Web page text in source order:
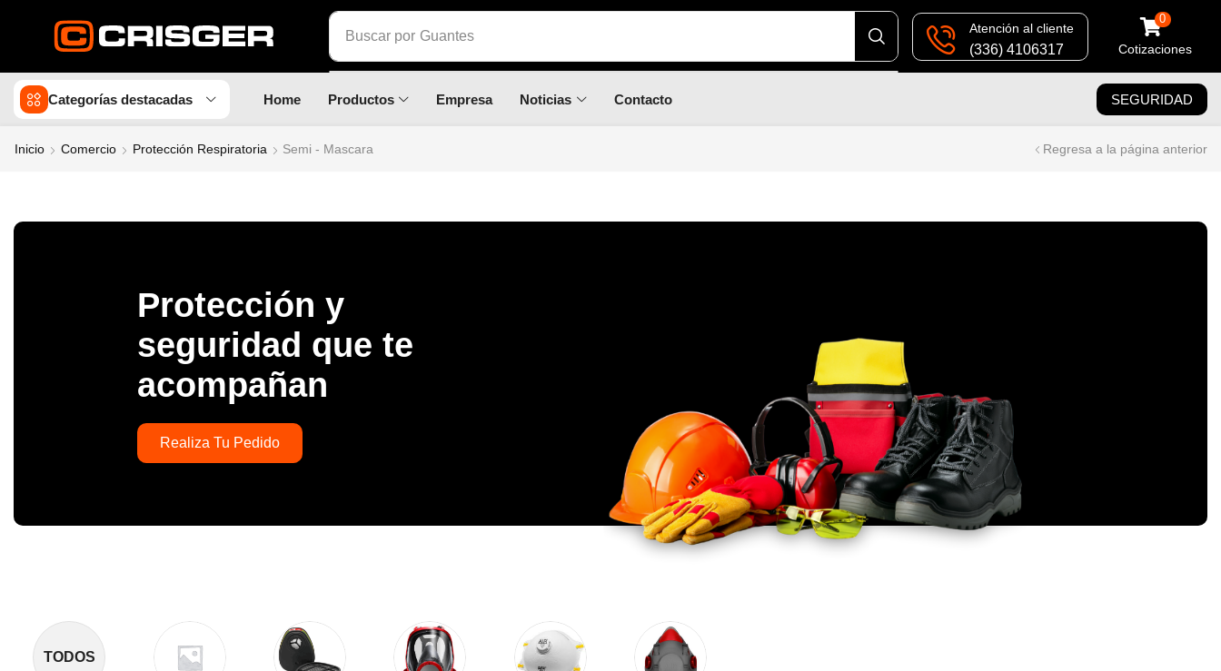
Buscar por Guantes
Atención al cliente
(336) 4106317
0
Cotizaciones
Categorías destacadas Home Productos Empresa Noticias Contacto SEGURIDAD
Inicio Comercio Protección Respiratoria Semi - Mascara Regresa a la página anterior
Protección y
seguridad que te
acompañan
Realiza Tu Pedido
TODOS